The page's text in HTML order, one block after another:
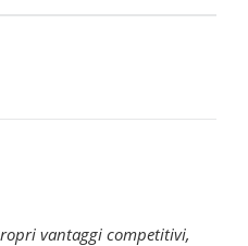
vantaggi competitivi,